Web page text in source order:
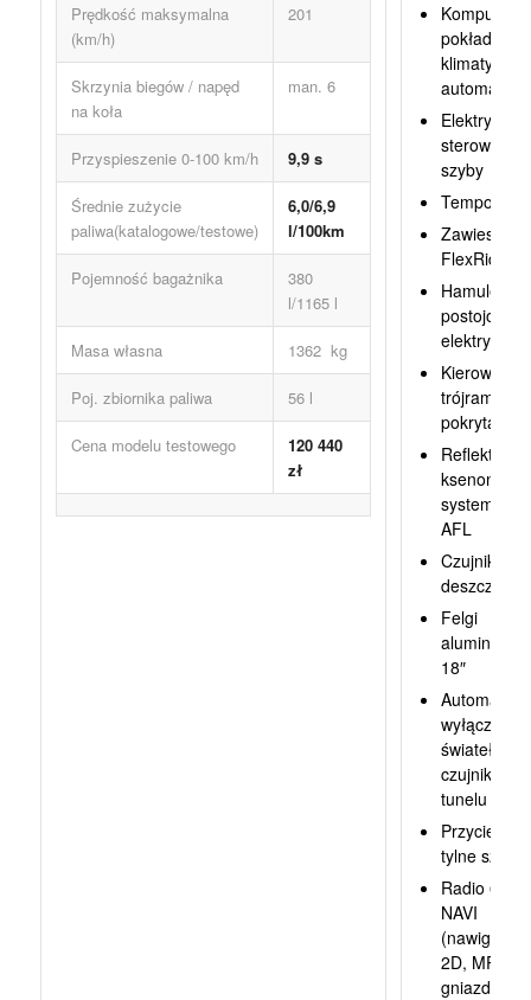
Prędkość maksymalna
(km/h)
201
Skrzynia biegów / napęd
na koła
man. 6
Przyspieszenie 0-100 km/h 9,9 s
Średnie zużycie
paliwa(katalogowe/testowe)
6,0/6,9
l/100km
Pojemność bagażnika
380
l/1165 l
Masa własna 1362 kg
Poj. zbiornika paliwa 56 l
Cena modelu testowego
120 440
zł
Komputer
pokładowy,
klimatyzacja
Elektrycznie
sterowane
szyby
Tempomat
FlexRide
Hamulec
postojowy
elektryczny
Kierownica
pokryta
Reflektory
ksenonowe
systemem
AFL
Czujnik
deszczu
Felgi
aluminiowe
18″
wyłącznik
świateł z
czujnikiem
tunelu
tylne szyby
Radio 600
NAVI
(nawigacja
2D, MP3,
gniazdo